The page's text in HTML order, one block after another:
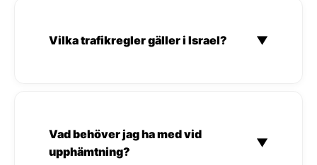
Vilka trafikregler gäller i Israel? ▼
Vad behöver jag ha med vid
upphämtning?
▼